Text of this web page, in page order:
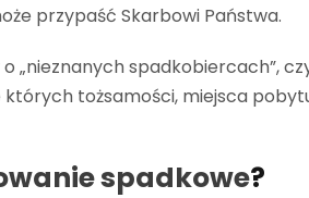
przypaść Skarbowi Państwa.
„nieznanych spadkobiercach”,
tożsamości, miejsca
spadkowe?